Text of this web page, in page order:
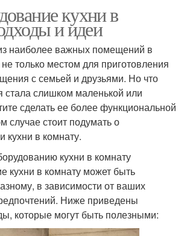
кухни в
и идеи
наиболее важных помещений в
только местом для приготовления
с семьей и друзьями. Но что
стала слишком маленькой или
сделать ее более функциональной
случае стоит подумать о
кухни в комнату.
кухни в комнату
кухни в комнату может быть
в зависимости от ваших
Ниже приведены
которые могут быть полезными: